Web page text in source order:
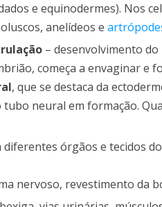
e equinodermes). Nos
anelídeos e
– desenvolvimento
começa a envaginar e
, que se destaca da
neural em formação.
órgãos e tecidos
nervoso, revestimento da